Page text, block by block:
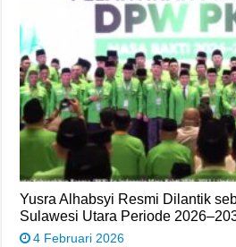
Yusra Alhabsyi Resmi Dilantik
Sulawesi Utara Periode
4 Februari 2026